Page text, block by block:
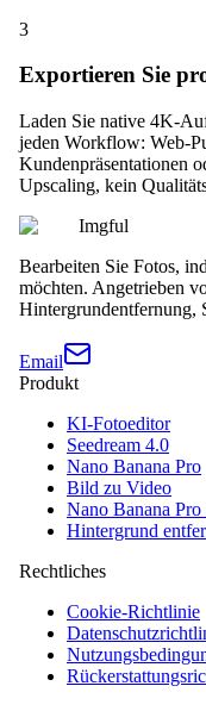
3
Exportieren Sie
Laden Sie native 4K-
jeden Workflow: Web-
Kundenpräsentationen
Upscaling, kein
Imgful
Bearbeiten Sie Fotos,
möchten. Angetrieben
Hintergrundentfernung,
Email
Produkt
KI-Fotoeditor
Seedream 4.0
Nano Banana Pro
Bild zu Video
Nano Banana Pro
Hintergrund
Rechtliches
Cookie-Richtlinie